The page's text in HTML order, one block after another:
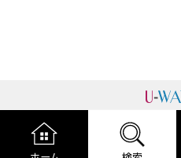
運営者情報 プライバシー